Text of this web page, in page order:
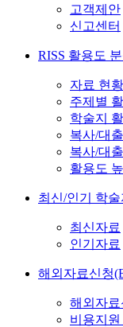
고객제안
신고센터
RISS 활용도
자료 현
주제별
학술지
복사/대
복사/대
활용도
최신/인기 학술
최신자료
인기자료
해외자료신청
해외자료
비용지원